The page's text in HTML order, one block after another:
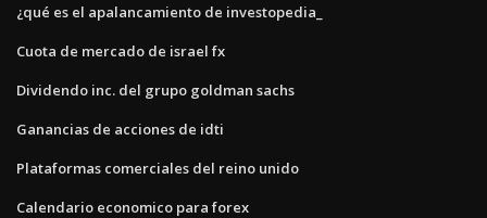
¿qué es el apalancamiento de investopedia_
Cuota de mercado de israel fx
Dividendo inc. del grupo goldman sachs
Ganancias de acciones de idti
Plataformas comerciales del reino unido
Calendario economico para forex